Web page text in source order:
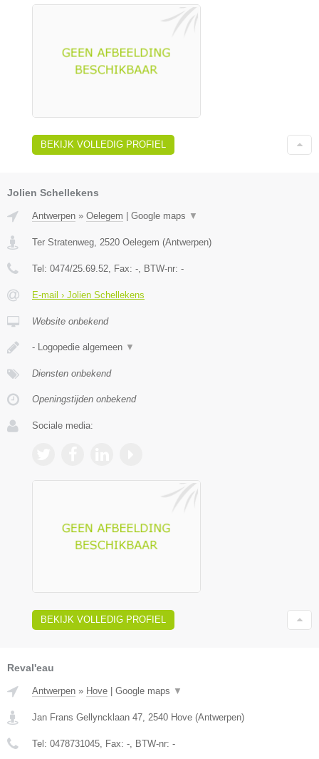
BEKIJK VOLLEDIG PROFIEL
Jolien Schellekens
Antwerpen » Oelegem | Google maps ▼
Ter Stratenweg 2520 Oelegem (Antwerpen)
Tel: 0474/25.69.52 , Fax: - , BTW-nr: -
E-mail › Jolien Schellekens
Website onbekend
- Logopedie algemeen ▼
Diensten onbekend
Openingstijden onbekend
Sociale media:
BEKIJK VOLLEDIG PROFIEL
Reval'eau
Antwerpen » Hove Google maps ▼
Jan Frans Gellyncklaan 47, 2540 Hove (Antwerpen)
Tel: 0478731045, Fax: -, BTW-nr: -